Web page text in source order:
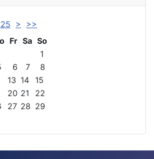
>
>>
Fr Sa So
1
6 7
8
13 14
15
20 21
22
27 28 29